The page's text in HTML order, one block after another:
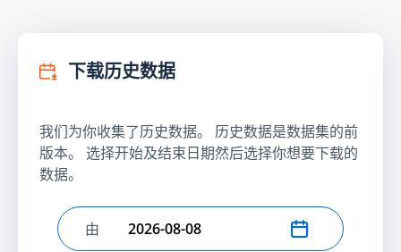
下载历史数据
我们为你收集了历史数据。 历史数据是数据集的前
版本。 选择开始及结束日期然后选择你想要下载的
数据。
选择开始日期
由